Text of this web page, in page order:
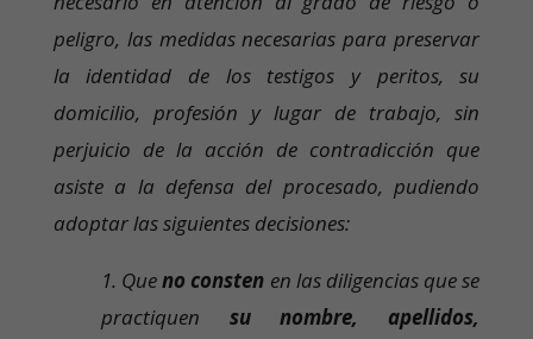
peligro, las medidas necesarias para preservar
la identidad de los testigos y peritos, su
domicilio, profesión y lugar de trabajo, sin
perjuicio de la acción de contradicción que
asiste a la defensa del procesado, pudiendo
adoptar las siguientes decisiones:
1. Queno consten en las diligencias que se
practiquen su nombre, apellidos,